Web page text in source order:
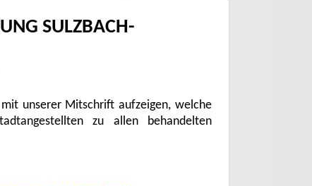
SULZBACH-
unserer Mitschrift aufzeigen, welche
zu allen behandelten